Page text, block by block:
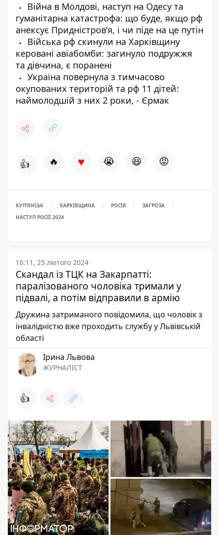
Війна в Молдові, наступ на Одесу та
гуманітарна катастрофа: що буде, якщо рф
анексує Придністров’я, і чи піде на це путін
Війська рф скинули на Харківщину
керовані авіабомби: загинуло подружжя
та дівчина, є поранені
Україна повернула з тимчасово
окупованих територій та рф 11 дітей:
наймолодшій з них 2 роки, - Єрмак
👍 🔥 ♥ 😭 😆 😡
КУПʼЯНСЬК ХАРКІВЩИНА РОСІЯ
ЗАГРОЗА
НАСТУП РОСІЇ 2024
16:11, 25 лютого 2024
Скандал із ТЦК на Закарпатті:
паралізованого чоловіка тримали у
підвалі, а потім відправили в армію
Дружина затриманого повідомила, що чоловік з
інвалідністю вже проходить службу у Львівській
області
Ірина Львова
ЖУРНАЛІСТ
👍